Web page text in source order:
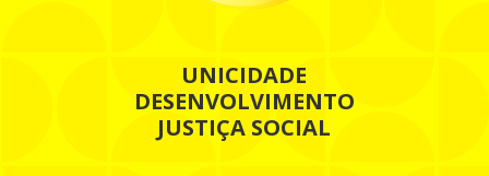
UNICIDADE
DESENVOLVIMENTO
JUSTIÇA SOCIAL